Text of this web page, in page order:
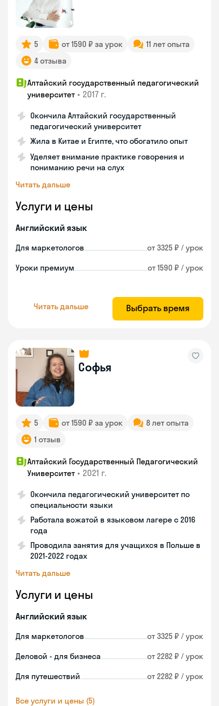
5 от 1590 ₽ за урок
11 лет опыта
4 отзыва
Алтайский государственный педагогический
университет • 2017 г.
Окончила Алтайский государственный
педагогический университет
Жила в Китае и Египте, что обогатило опыт
Уделяет внимание практике говорения и
пониманию речи на слух
Читать дальше
Услуги и цены
Английский язык
Для маркетологов от 3325 ₽ / урок
Уроки премиум от 1590 ₽ / урок
Читать дальше Выбрать время
Софья
5 от 1590 ₽ за урок
8 лет опыта
1 отзыв
Алтайский Государственный Педагогический
Университет • 2021 г.
Окончила педагогический университет по
специальности языки
Работала вожатой в языковом лагере с 2016
года
Проводила занятия для учащихся в Польше в
2021-2022 годах
Читать дальше
Услуги и цены
Английский язык
Для маркетологов от 3325 ₽ / урок
Деловой - для бизнеса от 2282 ₽ / урок
Для путешествий от 2282 ₽ / урок
Все услуги и цены (5)